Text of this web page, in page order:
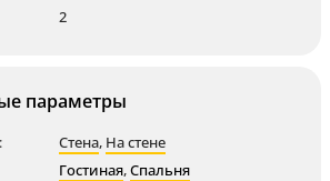
2
параметры
Стена, На стене
Гостиная,Спальня